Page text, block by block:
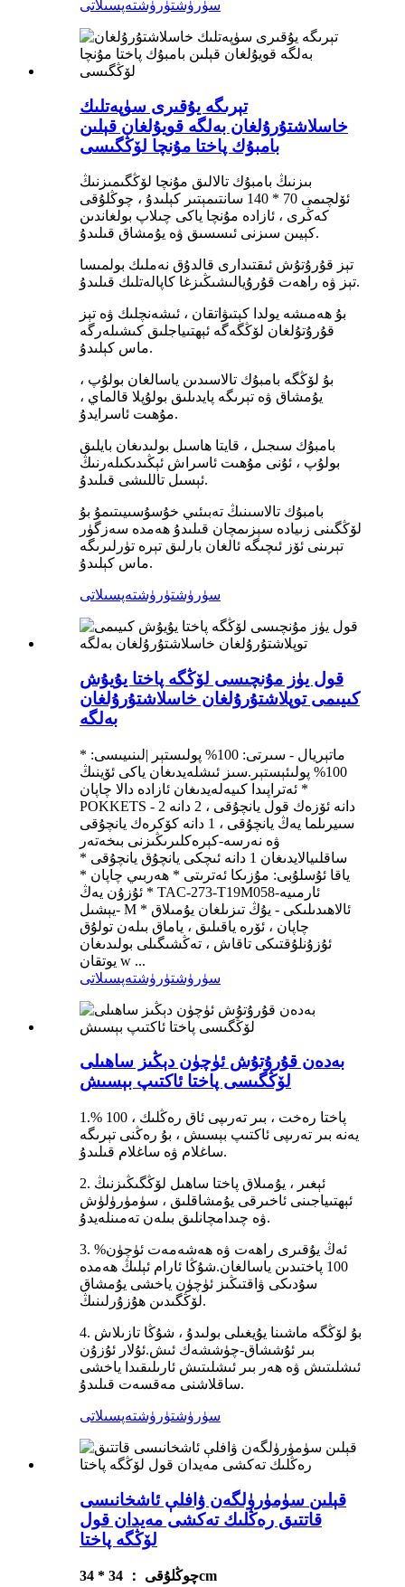
سۈرۈشتۈرۈشتەپسىلاتى
تېرىگە يۇقىرى سۈپەتلىك
خاسلاشتۇرۇلغان بەلگە قويۇلغان قېلىن
بامبۇك پاختا مۇنچا لۆڭگىسى
بىزنىڭ بامبۇك تالالىق مۇنچا لۆڭگىمىزنىڭ
ئۆلچىمى 70 * 140 سانتىمېتىر كېلىدۇ ، چوڭلۇقى
كەڭرى ، ئازادە مۇنچا ياكى چىلاپ بولغاندىن
كېيىن سىزنى ئىسسىق ۋە يۇمشاق قىلىدۇ.
تېز قۇرۇتۇش ئىقتىدارى قالدۇق نەملىك بولمىسا
تېز ۋە راھەت قۇرۇيالىشىڭىزغا كاپالەتلىك قىلىدۇ.
بۇ ھەمىشە يولدا كېتىۋاتقان ، ئىشەنچلىك ۋە تېز
قۇرۇتۇلغان لۆڭگەگە ئېھتىياجلىق كىشىلەرگە
ماس كېلىدۇ.
بۇ لۆڭگە بامبۇك تالاسىدىن ياسالغان بولۇپ ،
يۇمشاق ۋە تېرىگە پايدىلىق بولۇپلا قالماي ،
مۇھىت ئاسرايدۇ.
بامبۇك سىجىل ، قايتا ھاسىل بولىدىغان بايلىق
بولۇپ ، ئۇنى مۇھىت ئاسراش ئېڭىدىكىلەرنىڭ
ئېسىل تاللىشى قىلىدۇ.
بامبۇك تالاسىنىڭ تەبىئىي خۇسۇسىيىتىمۇ بۇ
لۆڭگىنى زىيادە سېزىمچان قىلىدۇ ھەمدە سەزگۈر
تېرىنى ئۆز ئىچىگە ئالغان بارلىق تېرە تۈرلىرىگە
ماس كېلىدۇ.
سۈرۈشتۈرۈشتەپسىلاتى
قول يۈز مۇنچىسى لۆڭگە پاختا يۇيۇش
كىيىمى توپلاشتۇرۇلغان خاسلاشتۇرۇلغان
بەلگە
* ماتېريال - سىرتى: 100% پولىستېر |لىنىيىسى:
100% پولىئېستېر.سىز ئىشلەيدىغان ياكى ئۆينىڭ
ئەتراپىدا كىيەلەيدىغان ئازادە دالا چاپان *
POKKETS - 2 دانە ئۆزەك قول يانچۇقى ، 2 دانە
سىيرىلما يەڭ يانچۇقى ، 1 دانە كۆكرەك يانچۇقى
ۋە نەرسە-كېرەكلىرىڭىزنى بىخەتەر
ساقلىيالايدىغان 1 دانە ئىچكى يانچۇق يانچۇقى *
ياقا ئۇسلۇبى: مۇزىكا ئەترىتى * ھەربىي چاپان *
ئۇزۇن يەڭ * TAC-273-T19M058-ئارمىيە
يېشىل- M * ئالاھىدىلىكى - يۇڭ تىزىلغان يۇمىلاق
چاپان ، ئۆرە ياقىلىق ، ياماق بىلەن تولۇق
ئۇزۇنلۇقتىكى تاقاش ، تەڭشىگىلى بولىدىغان
يوتقان w ...
سۈرۈشتۈرۈشتەپسىلاتى
بەدەن قۇرۇتۇش ئۈچۈن دېڭىز ساھىلى
لۆڭگىسى پاختا ئاكتىپ بېسىش
1.% 100 پاختا رەخت ، بىر تەرىپى ئاق رەڭلىك ،
يەنە بىر تەرىپى ئاكتىپ بېسىش ، بۇ رەڭنى تېرىگە
ساغلام ۋە ساغلام قىلىدۇ.
2. ئېغىر ، يۇمىلاق پاختا ساھىل لۆڭگىڭىزنىڭ
ئېھتىياجىنى ئاخىرقى يۇمشاقلىق ، سۈمۈرۈلۈش
ۋە چىدامچانلىق بىلەن تەمىنلەيدۇ.
3. ئەڭ يۇقىرى راھەت ۋە ھەشەمەت ئۈچۈن%
100 پاختىدىن ياسالغان.شۇڭا ئارام ئېلىڭ ھەمدە
سۇدىكى ۋاقتىڭىز ئۈچۈن ياخشى يۇمشاق
لۆڭگىدىن ھۇزۇرلىنىڭ.
4. بۇ لۆڭگە ماشىنا يۇيغىلى بولىدۇ ، شۇڭا تازىلاش
بىر ئۇششاق-چۈششەك ئىش.ئۇلار ئۇزۇن
ئىشلىتىش ۋە ھەر بىر ئىشلىتىش ئارىلىقىدا ياخشى
ساقلاشنى مەقسەت قىلىدۇ.
سۈرۈشتۈرۈشتەپسىلاتى
قېلىن سۈمۈرۈلگەن ۋافلې ئاشخانىسى
قاتتىق رەڭلىك تەكشى مەيدان قول
لۆڭگە پاختا
چوڭلۇقى ： 34 * 34cm